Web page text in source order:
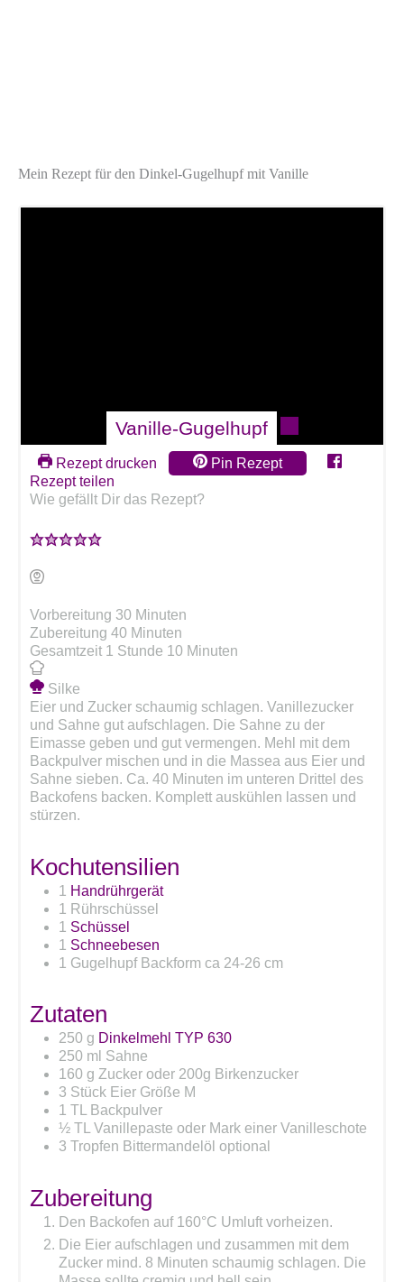
Mein Rezept für den Dinkel-Gugelhupf mit Vanille
Vanille-Gugelhupf
Rezept drucken
Pin Rezept
Rezept teilen
Wie gefällt Dir das Rezept?
Vorbereitung 30 Minuten
Minuten
Zubereitung 40 Minuten
Minuten
Gesamtzeit 1 Stunde
Stunde 10 Minuten
Minuten
Silke
Eier und Zucker schaumig schlagen. Vanillezucker
und Sahne gut aufschlagen. Die Sahne zu der
Eimasse geben und gut vermengen. Mehl mit dem
Backpulver mischen und in die Massea aus Eier und
Sahne sieben. Ca. 40 Minuten im unteren Drittel des
Backofens backen. Komplett auskühlen lassen und
stürzen.
Kochutensilien
1
Handrührgerät
1 Rührschüssel
1 Schüssel
1 Schneebesen
1 Gugelhupf Backform ca 24-26 cm
Zutaten
250 g Dinkelmehl TYP 630
250 ml Sahne
160 g Zucker oder 200g Birkenzucker
3 Stück Eier Größe M
1 TL Backpulver
½ TLVanillepaste oder Mark einer Vanilleschote
3 Tropfen Bittermandelöl optional
Zubereitung
Den Backofen auf 160°C Umluft vorheizen.
Die Eier aufschlagen und zusammen mit dem
Zucker mind. 8 Minuten schaumig schlagen. Die